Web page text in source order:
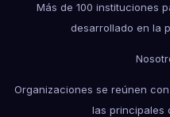
Más de 100 instituciones
desarrollado en la
Organizaciones se reúnen
las principales